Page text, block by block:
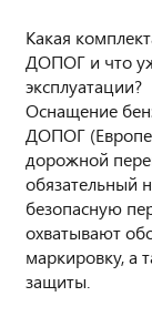
Какая
ДОПОГ и что
эксплуатации?
Оснащение
ДОПОГ
дорожной
обязательный
безопасную
охватывают
маркировку, а
защиты.